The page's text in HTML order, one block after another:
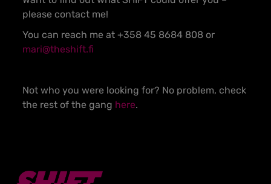
please contact me!
You can reach me at +358 45 8684 808 or
mari@theshift.fi
Not who you were looking for? No problem, check
the rest of the gang here.